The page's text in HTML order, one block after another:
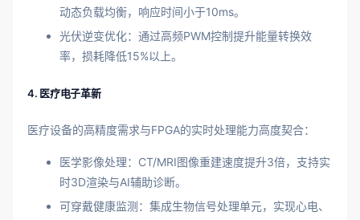
动态负载均衡，响应时间小于10ms。
光伏逆变优化：通过高频PWM控制提升能量转换效
率，损耗降低15%以上。
4. 医疗电子革新
医疗设备的高精度需求与FPGA的实时处理能力高度契合：
医学影像处理：CT/MRI图像重建速度提升3倍，支持实
时3D渲染与AI辅助诊断。
可穿戴健康监测：集成生物信号处理单元，实现心电、